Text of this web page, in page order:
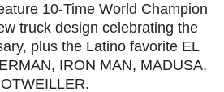
10-Time World Champion
truck design celebrating the
plus the Latino favorite EL
IRON MAN, MADUSA,